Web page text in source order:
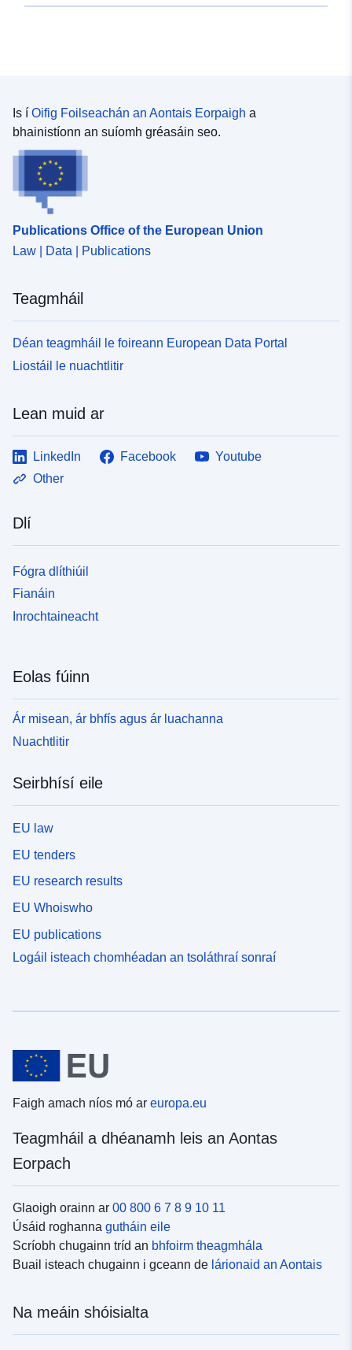
Is í Oifig Foilseachán an Aontais Eorpaigh a
bhainistíonn an suíomh gréasáin seo.
Publications Office of the European Union
Law | Data | Publications
Teagmháil
Déan teagmháil le foireann European Data Portal
Liostáil le nuachtlitir
Lean muid ar
LinkedIn Facebook
Youtube
Other
Dlí
Fógra dlíthiúil
Fianáin
Inrochtaineacht
Eolas fúinn
Ár misean, ár bhfís agus ár luachanna
Nuachtlitir
Seirbhísí eile
EU law
EU tenders
EU research results
EU Whoiswho
EU publications
Logáil isteach chomhéadan an tsoláthraí sonraí
Faigh amach níos mó ar europa.eu
Teagmháil a dhéanamh leis an Aontas
Eorpach
Glaoigh orainn ar 00 800 6 7 8 9 10 11
Úsáid roghanna gutháin eile
Scríobh chugainn tríd an bhfoirm theagmhála
Buail isteach chugainn i gceann de lárionaid an Aontais
Na meáin shóisialta